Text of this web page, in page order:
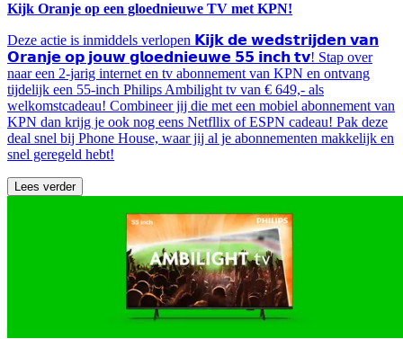
Kijk Oranje op een gloednieuwe TV met KPN!
Deze actie is inmiddels verlopen 𝗞𝗶𝗷𝗸 𝗱𝗲 𝘄𝗲𝗱𝘀𝘁𝗿𝗶𝗷𝗱𝗲𝗻 𝘃𝗮𝗻
𝗢𝗿𝗮𝗻𝗷𝗲 𝗼𝗽 𝗷𝗼𝘂𝘄 𝗴𝗹𝗼𝗲𝗱𝗻𝗶𝗲𝘂𝘄𝗲 𝟱𝟱 𝗶𝗻𝗰𝗵 𝘁𝘃! Stap over
naar een 2-jarig internet en tv abonnement van KPN en ontvang
tijdelijk een 55-inch Philips Ambilight tv van € 649,- als
welkomstcadeau! Combineer jij die met een mobiel abonnement van
KPN dan krijg je ook nog eens Netfllix of ESPN cadeau! Pak deze
deal snel bij Phone House, waar jij al je abonnementen makkelijk en
snel geregeld hebt!
Lees verder